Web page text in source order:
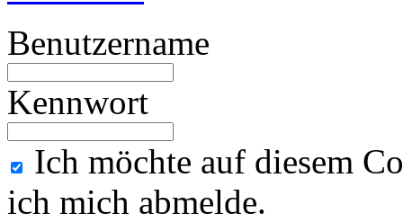
Benutzername
Kennwort
Ich möchte auf diesem
ich mich abmelde.